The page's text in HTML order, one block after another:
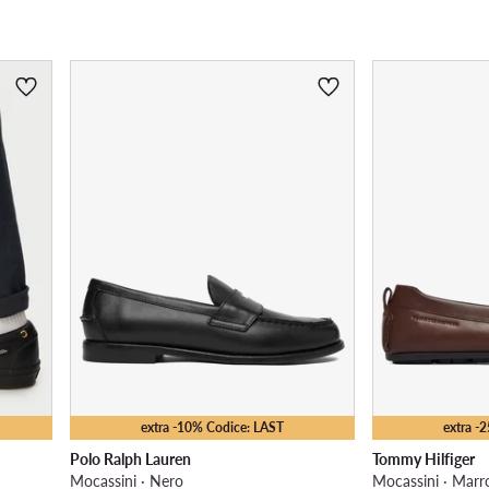
extra -10% Codice: LAST
Polo Ralph Lauren
Mocassini · Nero
extra -
Tommy Hilfiger
Mocassini ·